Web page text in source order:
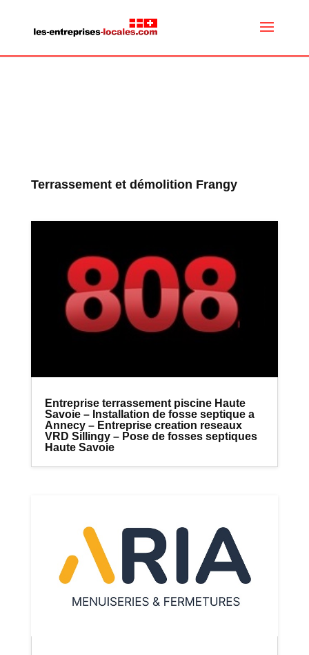
Terrassement et démolition Frangy
Entreprise terrassement piscine Haute
Savoie – Installation de fosse septique a
Annecy – Entreprise creation reseaux
VRD Sillingy – Pose de fosses septiques
Haute Savoie